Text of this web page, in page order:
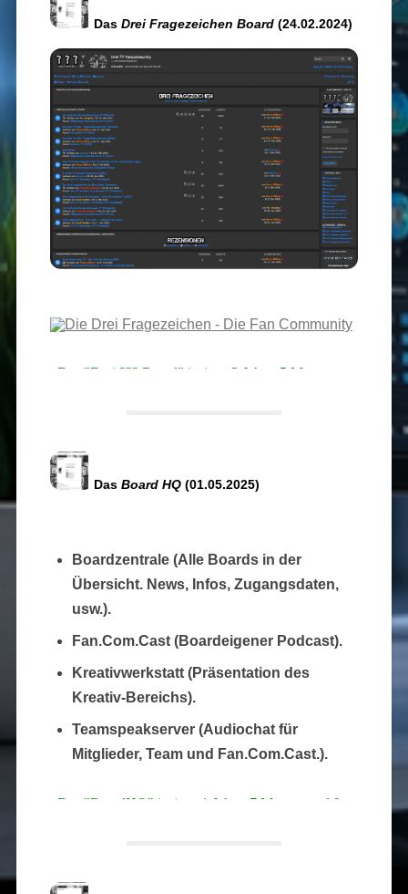
Das Drei Fragezeichen Board(24.02.2024)
Das Board HQ(01.05.2025)
Boardzentrale (Alle Boards in der
Übersicht. News, Infos, Zugangsdaten,
usw.).
Fan.Com.Cast (Boardeigener Podcast).
Kreativwerkstatt (Präsentation des
Kreativ-Bereichs).
Teamspeakserver (Audiochat für
Mitglieder, Team und Fan.Com.Cast.).